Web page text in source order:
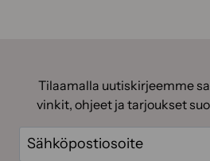
Tilaamalla uutiskirjeemme
vinkit, ohjeet ja tarjoukset
Sähköposti
(Pakollinen)